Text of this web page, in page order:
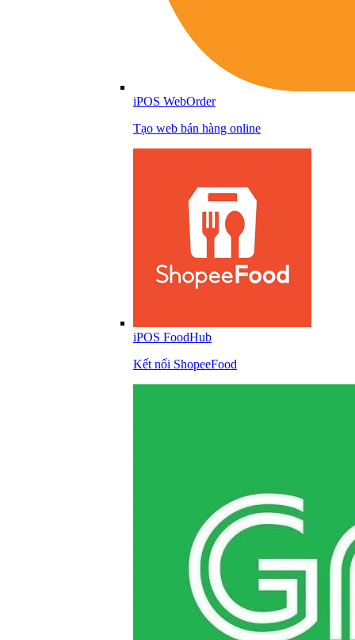
iPOS WebOrder
Tạo web bán hàng online
iPOS FoodHub
Kết nối ShopeeFood